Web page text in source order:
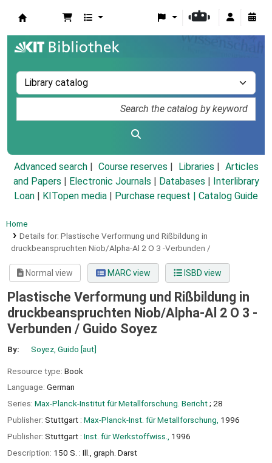
Advanced search Course reserves Libraries
Articles
and Papers
Electronic Journals Databases
Interlibrary
Loan
KITopen media Purchase request | Catalog Guide
Home
Details for: Plastische Verformung und Rißbildung in
druckbeanspruchten Niob/Alpha-Al 2 O 3 -Verbunden /
Normal view MARC view ISBD view
Plastische Verformung und Rißbildung in
druckbeanspruchten Niob/Alpha-Al 2 O 3 -
Verbunden / Guido Soyez
By: Soyez, Guido [aut]
Resource type: Book
Language: German
Series: Max-Planck-Institut für Metallforschung. Bericht; 28
Publisher: Stuttgart : Max-Planck-Inst. für Metallforschung, 1996
Publisher: Stuttgart : Inst. für Werkstoffwiss.,
1996
Description: 150 S. : Ill., graph. Darst